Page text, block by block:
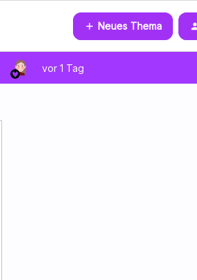
Neues Thema
vor 1 Tag